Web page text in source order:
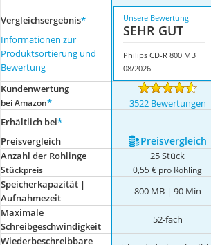
Vergleichsergebnis*
Informationen zur
Produktsortierung und
Bewertung
Unsere Bewertung
SEHR GUT
Philips CD-R 800 MB
08/2026
Kundenwertung
bei Amazon* 3522 Bewertungen
Erhältlich bei*
Preis­vergleich
Preis­vergleich
Anzahl der Rohlinge
Stückpreis
25 Stück
0,55 € pro Rohling
Speicherkapazität |
Aufnahmezeit
800 MB | 90 Min
Maximale
Schreibgeschwindigkeit
52-fach
Wiederbeschreibbare